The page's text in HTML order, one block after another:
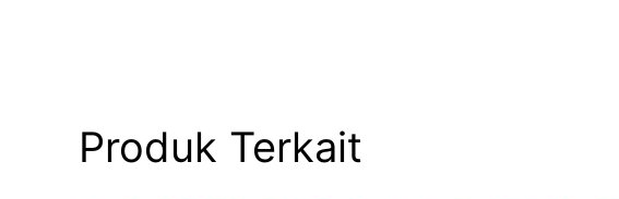
Produk Terkait